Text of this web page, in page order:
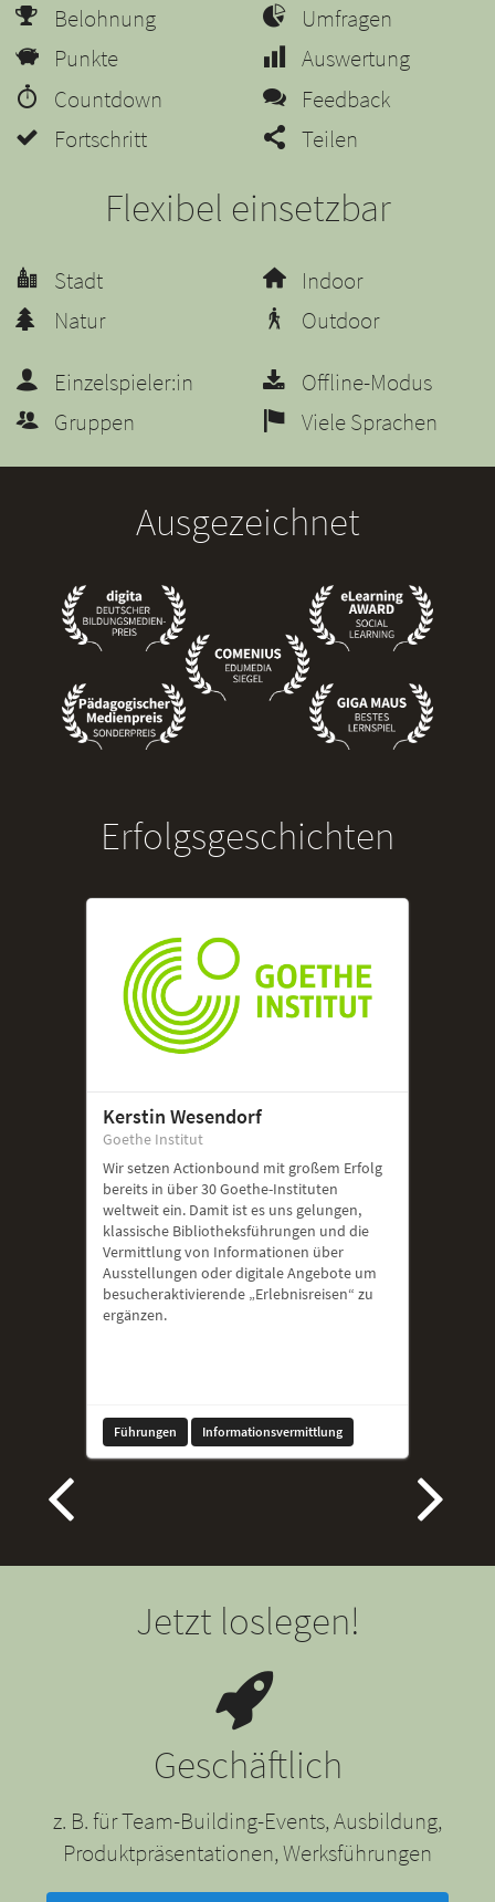
Belohnung
Punkte
Countdown
Fortschritt
Umfragen
Auswertung
Feedback
Teilen
Flexibel einsetzbar
Stadt
Natur
Indoor
Outdoor
Einzelspieler:in
Gruppen
Offline-Modus
Viele Sprachen
Ausgezeichnet
Erfolgsgeschichten
Kerstin Wesendorf
Goethe Institut
Wir setzen Actionbound mit großem Erfolg
bereits in über 30 Goethe-Instituten
weltweit ein. Damit ist es uns gelungen,
klassische Bibliotheksführungen und die
Vermittlung von Informationen über
Ausstellungen oder digitale Angebote um
besucheraktivierende „Erlebnisreisen“ zu
ergänzen.
Führungen Informationsvermittlung
Jetzt loslegen!
Geschäftlich
z. B. für Team-Building-Events, Ausbildung,
Produktpräsentationen, Werksführungen